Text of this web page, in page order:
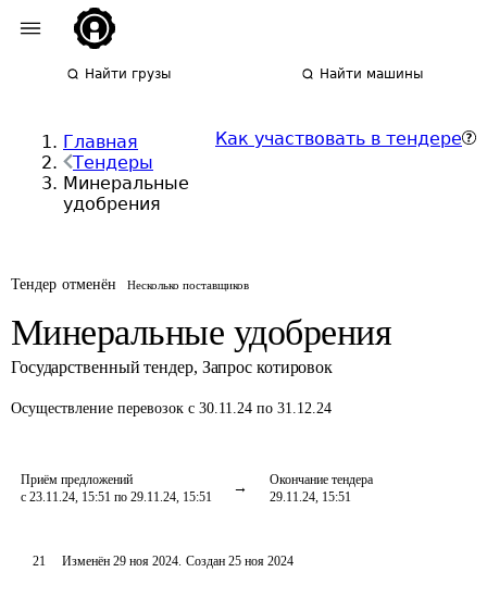
Найти грузы Найти машины
Главная
Тендеры
Минеральные
удобрения
Как участвовать в тендере
Тендер отменён Несколько поставщиков
Минеральные удобрения
Государственный тендер, Запрос котировок
Осуществление перевозок с 30.11.24 по 31.12.24
Приём предложений
с 23.11.24, 15:51 по 29.11.24, 15:51
Окончание тендера
29.11.24, 15:51
21 Изменён29 ноя 2024. Создан 25 ноя 2024